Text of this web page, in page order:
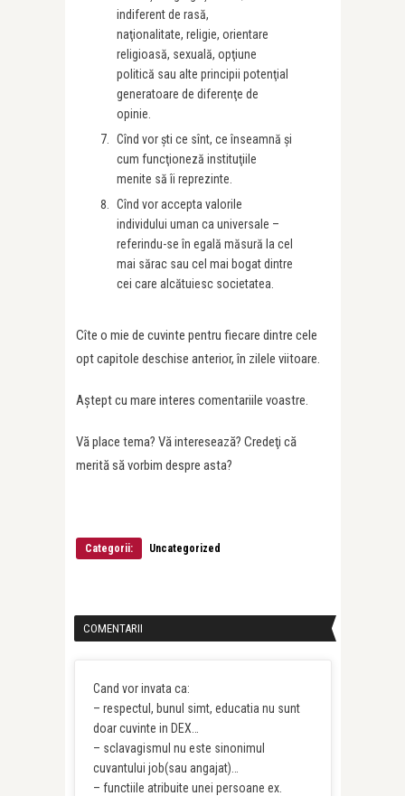
indiferent de rasă,
naţionalitate, religie, orientare
religioasă, sexuală, opţiune
politică sau alte principii potenţial
generatoare de diferenţe de
opinie.
Cînd vor şti ce sînt, ce înseamnă şi
cum funcţioneză instituţiile
menite să îi reprezinte.
Cînd vor accepta valorile
individului uman ca universale –
referindu-se în egală măsură la cel
mai sărac sau cel mai bogat dintre
cei care alcătuiesc societatea.
Cîte o mie de cuvinte pentru fiecare dintre cele
opt capitole deschise anterior, în zilele viitoare.
Aştept cu mare interes comentariile voastre.
Vă place tema? Vă interesează? Credeţi că
merită să vorbim despre asta?
Categorii: Uncategorized
COMENTARII
Cand vor invata ca:
– respectul, bunul simt, educatia nu sunt
doar cuvinte in DEX…
– sclavagismul nu este sinonimul
cuvantului job(sau angajat)…
– functiile atribuite unei persoane ex.